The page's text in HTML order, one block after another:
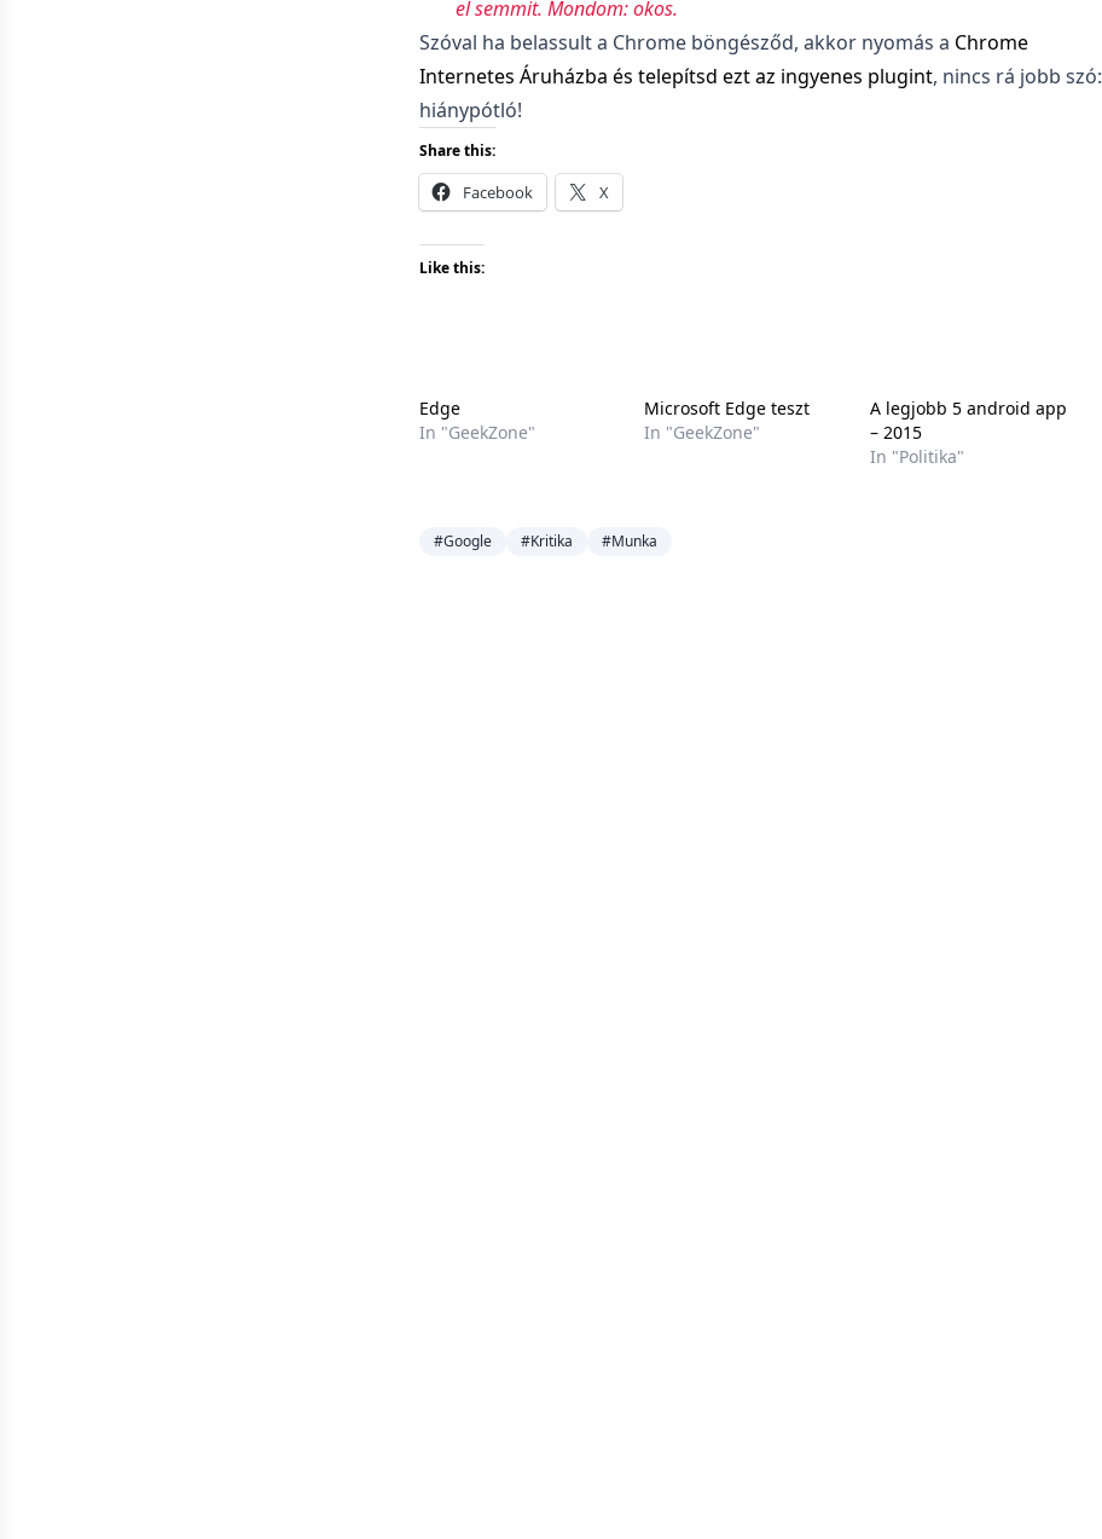
el semmit. Mondom: okos.
Szóval ha belassult a Chrome böngésződ, akkor nyomás a Chrome
Internetes Áruházba és telepítsd ezt az ingyenes plugint, nincs rá jobb szó:
hiánypótló!
Share this:
Facebook X
Like this:
Edge
In "GeekZone"
Microsoft Edge teszt
In "GeekZone"
A legjobb 5 android app
– 2015
In "Politika"
#Google #Kritika #Munka